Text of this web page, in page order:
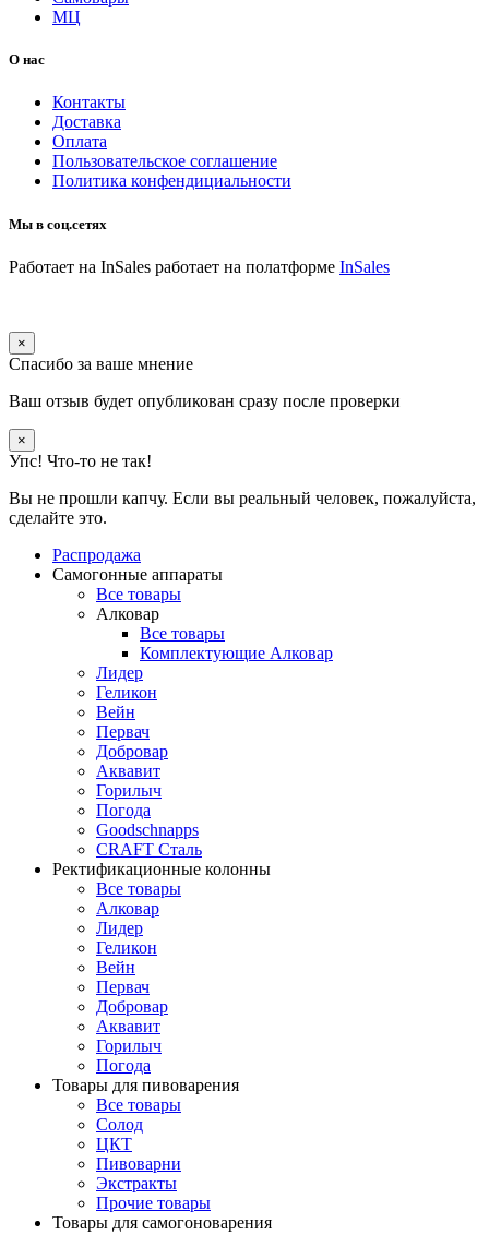
МЦ
О нас
Контакты
Доставка
Оплата
Пользовательское соглашение
Политика конфендициальности
Мы в соц.сетях
Работает на InSales работает на полатформе InSales
×
Спасибо за ваше мнение
Ваш отзыв будет опубликован сразу после проверки
×
Упс! Что-то не так!
Вы не прошли капчу. Если вы реальный человек, пожалуйста,
сделайте это.
Распродажа
Самогонные аппараты
Все товары
Алковар
Все товары
Комплектующие Алковар
Лидер
Геликон
Вейн
Первач
Добровар
Аквавит
Горилыч
Погода
Goodschnapps
CRAFT Сталь
Ректификационные колонны
Все товары
Алковар
Лидер
Геликон
Вейн
Первач
Добровар
Аквавит
Горилыч
Погода
Товары для пивоварения
Все товары
Солод
ЦКТ
Пивоварни
Экстракты
Прочие товары
Товары для самогоноварения